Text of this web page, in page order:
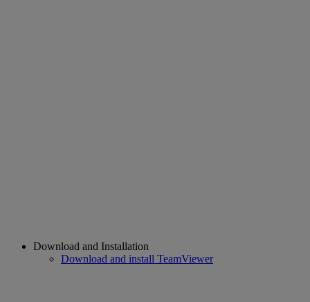
Download and Installation
Download and install TeamViewer